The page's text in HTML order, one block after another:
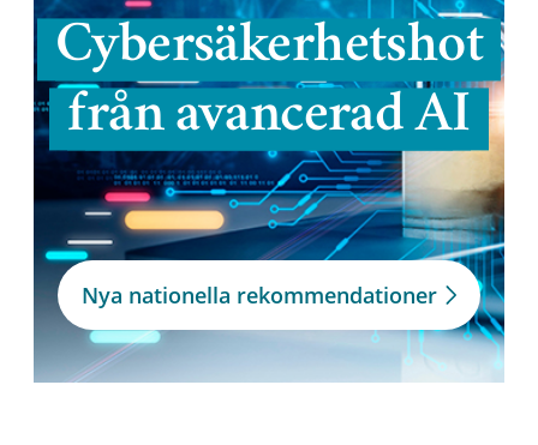
Cybersäkerhetshot
från avancerad AI
Nya nationella rekommendationer